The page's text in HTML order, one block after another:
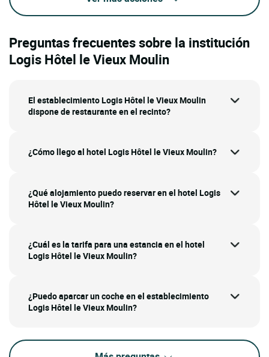
Preguntas frecuentes sobre la institución
Logis Hôtel le Vieux Moulin
El establecimiento Logis Hôtel le Vieux Moulin
dispone de restaurante en el recinto?
¿Cómo llego al hotel Logis Hôtel le Vieux Moulin?
¿Qué alojamiento puedo reservar en el hotel Logis
Hôtel le Vieux Moulin?
¿Cuál es la tarifa para una estancia en el hotel
Logis Hôtel le Vieux Moulin?
¿Puedo aparcar un coche en el establecimiento
Logis Hôtel le Vieux Moulin?